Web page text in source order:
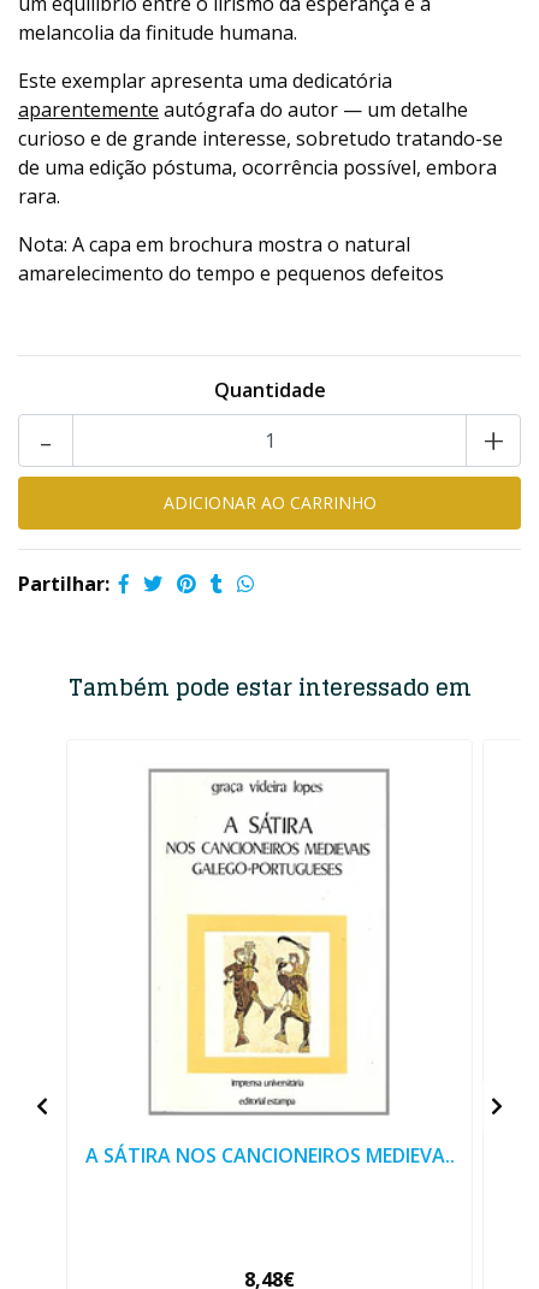
melancolia da finitude humana.
Este exemplar apresenta uma dedicatória
aparentemente autógrafa do autor — um detalhe
curioso e de grande interesse, sobretudo tratando-se
de uma edição póstuma, ocorrência possível, embora
rara.
Nota: A capa em brochura mostra o natural
amarelecimento do tempo e pequenos defeitos
Quantidade
+
-
Partilhar:
Também pode estar interessado em
A SÁTIRA NOS CANCIONEIROS MEDIEVA..
8,48€